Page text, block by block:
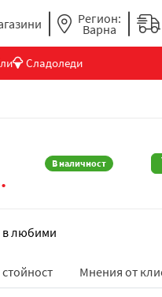
Регион:
Варна
Сладоледи
В наличност
в любими
Мнения от